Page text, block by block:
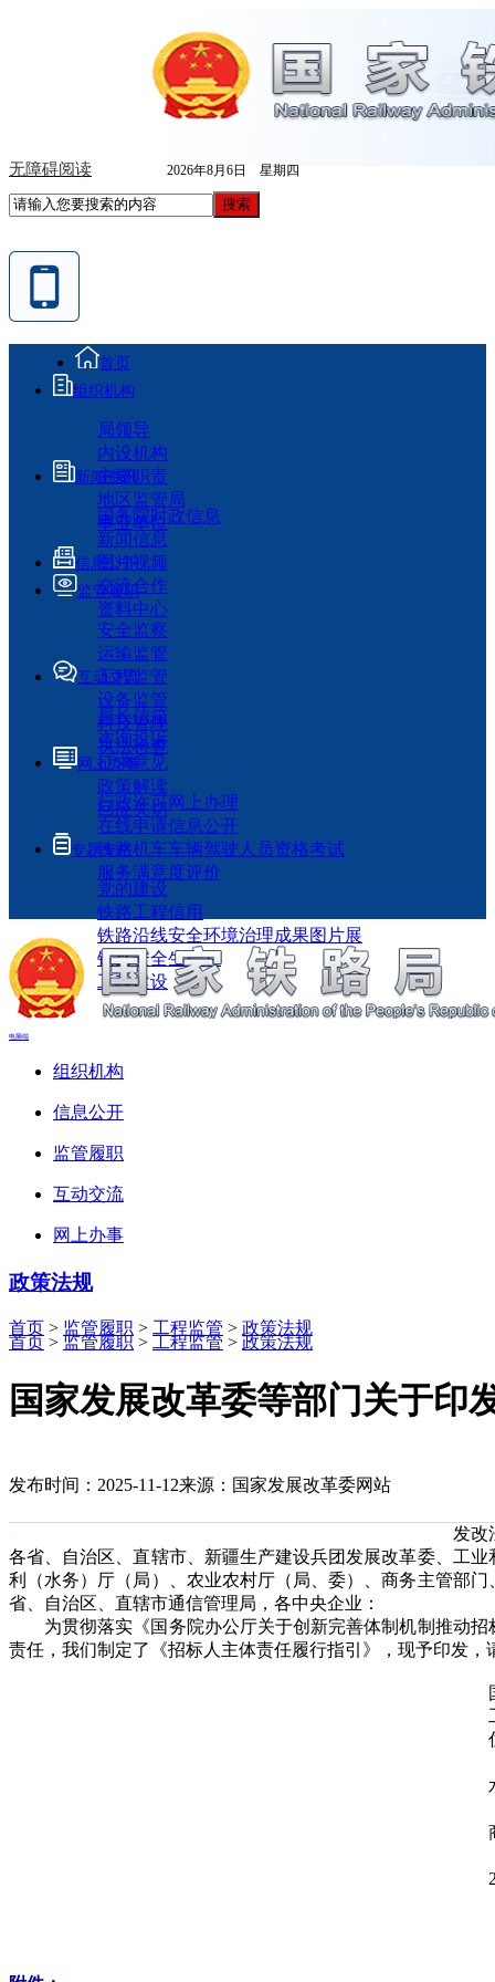
无障碍阅读 2026年8月6日 星期四
首页
组织机构
局领导
内设机构
主要职责
地区监管局
事业单位
新闻资讯
国务院时政信息
新闻信息
图片视频
交流合作
资料中心
信息公开
监管履职
安全监察
运输监管
工程监管
设备监管
科技管理
执法检查
互动交流
局长信箱
咨询投诉
征求意见
政策解读
回应关切
网上办事
行政许可网上办理
在线申请信息公开
铁路机车车辆驾驶人员资格考试
服务满意度评价
专题专栏
党的建设
铁路工程信用
铁路沿线安全环境治理成果图片展
铁路安全生产月
工程建设
电脑端
组织机构
信息公开
监管履职
互动交流
网上办事
政策法规
首页 > 监管履职 > 工程监管 > 政策法规
首页 > 监管履职 > 工程监管 > 政策法规
国家发展改革委等部门关于印
发布时间：2025-11-12来源：国家发展改革委网站
发改
各省、自治区、直辖市、新疆生产建设兵团发展改革委、工
利（水务）厅（局）、农业农村厅（局、委）、商务主管部
省、自治区、直辖市通信管理局，各中央企业：
为贯彻落实《国务院办公厅关于创新完善体制机制推动招
责任，我们制定了《招标人主体责任履行指引》，现予印发，